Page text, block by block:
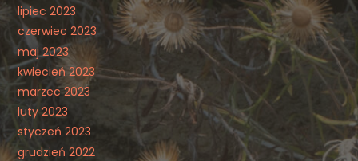
lipiec 2023
czerwiec 2023
maj 2023
kwiecień 2023
marzec 2023
luty 2023
styczeń 2023
grudzień 2022